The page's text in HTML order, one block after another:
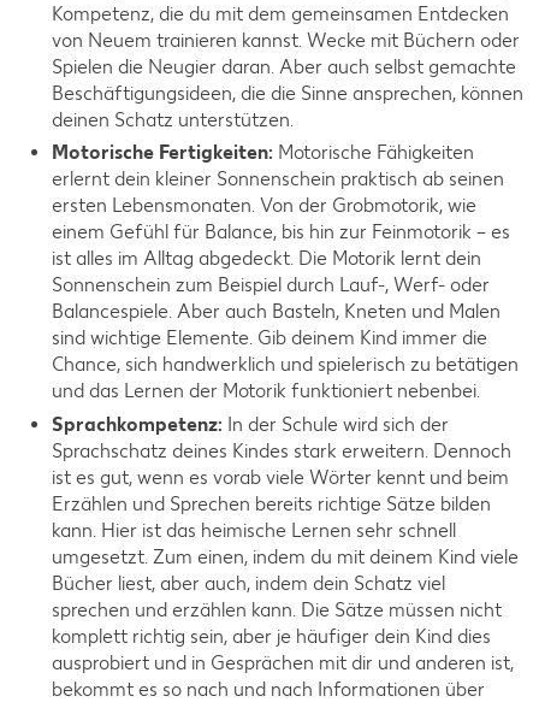
Kompetenz, die du mit dem gemeinsamen Entdecken
von Neuem trainieren kannst. Wecke mit Büchern oder
Spielen die Neugier daran. Aber auch selbst gemachte
Beschäftigungsideen, die die Sinne ansprechen, können
deinen Schatz unterstützen.
Motorische Fertigkeiten: Motorische Fähigkeiten
erlernt dein kleiner Sonnenschein praktisch ab seinen
ersten Lebensmonaten. Von der Grobmotorik, wie
einem Gefühl für Balance, bis hin zur Feinmotorik – es
ist alles im Alltag abgedeckt. Die Motorik lernt dein
Sonnenschein zum Beispiel durch Lauf-, Werf- oder
Balancespiele. Aber auch Basteln, Kneten und Malen
sind wichtige Elemente. Gib deinem Kind immer die
Chance, sich handwerklich und spielerisch zu betätigen
und das Lernen der Motorik funktioniert nebenbei.
Sprachkompetenz: In der Schule wird sich der
Sprachschatz deines Kindes stark erweitern. Dennoch
ist es gut, wenn es vorab viele Wörter kennt und beim
Erzählen und Sprechen bereits richtige Sätze bilden
kann. Hier ist das heimische Lernen sehr schnell
umgesetzt. Zum einen, indem du mit deinem Kind viele
Bücher liest, aber auch, indem dein Schatz viel
sprechen und erzählen kann. Die Sätze müssen nicht
komplett richtig sein, aber je häufiger dein Kind dies
ausprobiert und in Gesprächen mit dir und anderen ist,
bekommt es so nach und nach Informationen über